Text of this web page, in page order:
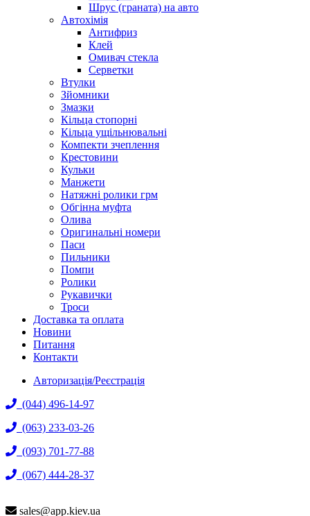
Шрус (граната) на авто
Автохімія
Антифриз
Клей
Омивач стекла
Серветки
Втулки
Зйомники
Змазки
Кільца стопорні
Кільца ущільнювальні
Компекти зчеплення
Крестовини
Кульки
Манжети
Натяжні ролики грм
Обгінна муфта
Олива
Оригинальні номери
Паси
Пильники
Помпи
Ролики
Рукавички
Троси
Доставка та оплата
Новини
Питання
Контакти
Авторизація/Реєстрація
(044) 496-14-97
(063) 233-03-26
(093) 701-77-88
(067) 444-28-37
sales@app.kiev.ua